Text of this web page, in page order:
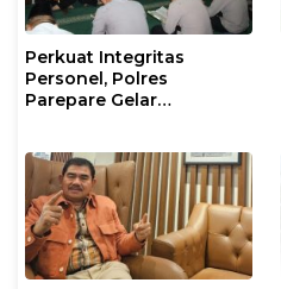
Perkuat Integritas
Personel, Polres
Parepare Gelar